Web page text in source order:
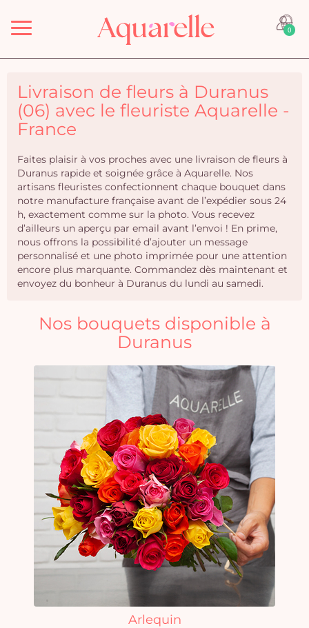
Menu 0
Livraison de fleurs à Duranus
(06) avec le fleuriste Aquarelle -
France
Faites plaisir à vos proches avec une livraison de fleurs à
Duranus rapide et soignée grâce à Aquarelle. Nos
artisans fleuristes confectionnent chaque bouquet dans
notre manufacture française avant de l’expédier sous 24
h, exactement comme sur la photo. Vous recevez
d’ailleurs un aperçu par email avant l’envoi ! En prime,
nous offrons la possibilité d’ajouter un message
personnalisé et une photo imprimée pour une attention
encore plus marquante. Commandez dès maintenant et
envoyez du bonheur à Duranus du lundi au samedi.
Nos bouquets disponible à
Duranus
Arlequin